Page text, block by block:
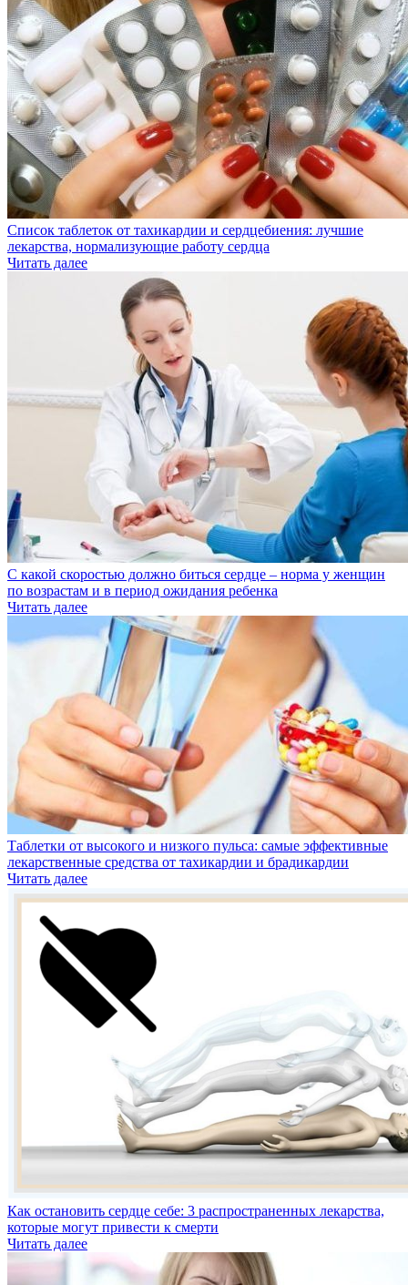
Список таблеток от тахикардии и сердцебиения: лучшие
лекарства, нормализующие работу сердца
Читать далее
С какой скоростью должно биться сердце – норма у женщин
по возрастам и в период ожидания ребенка
Читать далее
Таблетки от высокого и низкого пульса: самые эффективные
лекарственные средства от тахикардии и брадикардии
Читать далее
Как остановить сердце себе: 3 распространенных лекарства,
которые могут привести к смерти
Читать далее